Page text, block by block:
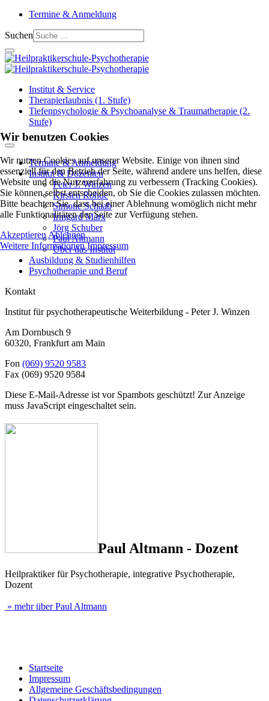
Termine & Anmeldung
Suchen
Institut & Service
Therapierlaubnis (1. Stufe)
Tiefenpsychologie & Psychoanalyse & Traumatherapie (2.
Stufe)
Termine & Anmeldung
Institut & Dozenten
Peter J. Winzen
Kirsten Rohde
Simone Schaab
Irmgard Marx
Jörg Schuber
Paul Altmann
Über das Institut
Ausbildung & Studienhilfen
Psychotherapie und Beruf
Kontakt
Institut für psychotherapeutische Weiterbildung - Peter J. Winzen
Am Dornbusch 9
60320, Frankfurt am Main
Fon (069) 9520 9583
Fax (069) 9520 9584
Diese E-Mail-Adresse ist vor Spambots geschützt! Zur Anzeige
muss JavaScript eingeschaltet sein.
Paul Altmann - Dozent
Heilpraktiker für Psychotherapie, integrative Psychotherapie,
Dozent
» mehr über Paul Altmann
Startseite
Impressum
Allgemeine Geschäftsbedingungen
Wir benutzen Cookies
Wir nutzen Cookies auf unserer Website. Einige von ihnen sind
essenziell für den Betrieb der Seite, während andere uns helfen, diese
Website und die Nutzererfahrung zu verbessern (Tracking Cookies).
Sie können selbst entscheiden, ob Sie die Cookies zulassen möchten.
Bitte beachten Sie, dass bei einer Ablehnung womöglich nicht mehr
alle Funktionalitäten der Seite zur Verfügung stehen.
Akzeptieren Ablehnen
Weitere Informationen Impressum